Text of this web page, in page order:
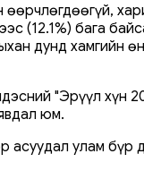
(12.1%) бага
дунд хамгийн
"Эрүүл хүн
юм.
асуудал улам бүр